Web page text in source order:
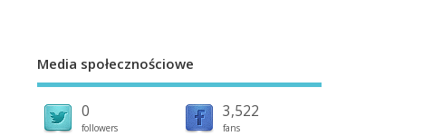
Media społecznościowe
0
followers
3,522
fans